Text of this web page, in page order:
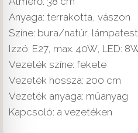
Anyaga: terrakotta, vászon
Színe: bura/natúr,
Izzó: E27, max. 40W, LED:
Vezeték színe: fekete
Vezeték hossza: 200 cm
Vezeték anyaga: műanyag
Kapcsoló: a vezetéken